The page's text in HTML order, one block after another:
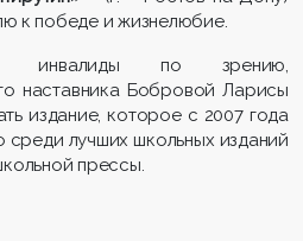
к победе и жизнелюбие.
инвалиды по зрению,
наставника Бобровой Ларисы
издание, которое с 2007 года
среди лучших школьных изданий
прессы.